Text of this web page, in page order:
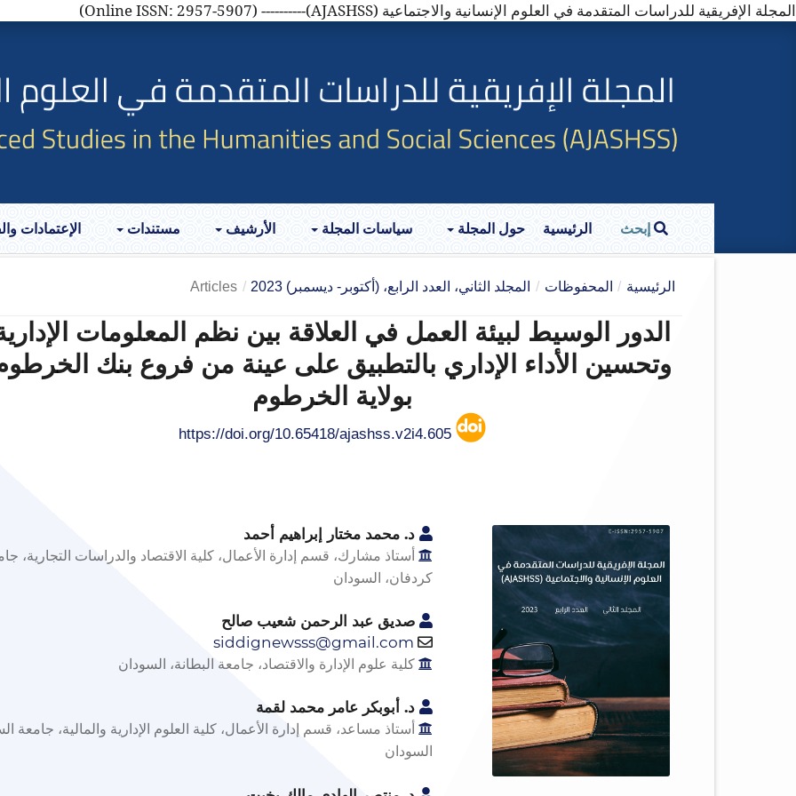
المجلة الإفريقية للدراسات المتقدمة في العلوم الإنسانية والاجتماعية (AJASHSS)---------- (Online ISSN: 2957-5907)
الرئيسية حول المجلة سياسات المجلة الأرشيف مستندات الإعتمادات إبحث
الرئيسية / المحفوظات / المجلد الثاني، العدد الرابع، (أكتوبر- ديسمبر) 2023 /
Articles
الدور الوسيط لبيئة العمل في العلاقة بين نظم المعلومات
وتحسين الأداء الإداري بالتطبيق على عينة من فروع بنك
بولاية الخرطوم
د. محمد مختار إبراهيم أحمد
أستاذ مشارك، قسم إدارة الأعمال، كلية الاقتصاد والدراسات التجارية،
كردفان، السودان
صديق عبد الرحمن شعيب صالح
siddignewsss@gmail.com
كلية علوم الإدارة والاقتصاد، جامعة البطانة، السودان
د. أبوبكر عامر محمد لقمة
أستاذ مساعد، قسم إدارة الأعمال، كلية العلوم الإدارية والمالية، جامعة
السودان